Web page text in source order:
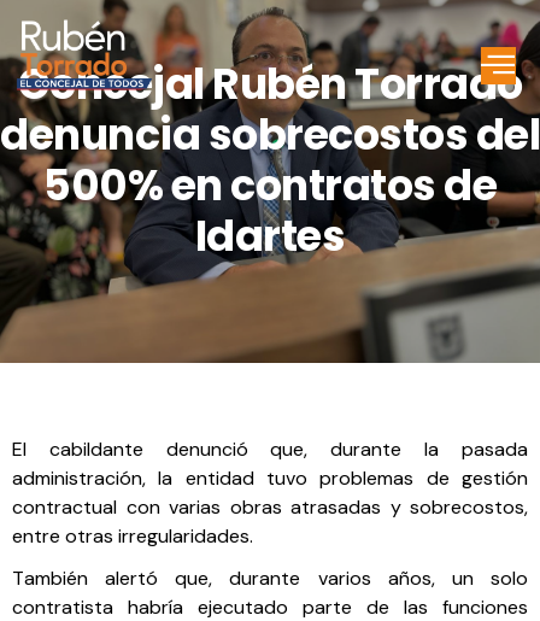
Concejal Rubén Torrado
denuncia sobrecostos del
500% en contratos de
Idartes
El cabildante denunció que, durante la pasada
administración, la entidad tuvo problemas de gestión
contractual con varias obras atrasadas y sobrecostos,
entre otras irregularidades.
También alertó que, durante varios años, un solo
contratista habría ejecutado parte de las funciones